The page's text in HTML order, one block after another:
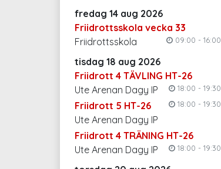
fredag 14 aug 2026
Friidrottsskola vecka 33
09:00 - 16:00
Friidrottsskola
tisdag 18 aug 2026
Friidrott 4 TÄVLING HT-26
18:00 - 19:30
Ute Arenan Dagy IP
Friidrott 5 HT-26
18:00 - 19:30
Ute Arenan Dagy IP
Friidrott 4 TRÄNING HT-26
18:00 - 19:30
Ute Arenan Dagy IP